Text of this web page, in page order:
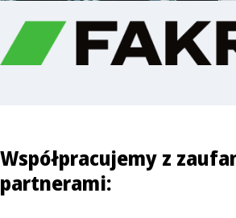
Współpracujemy z
partnerami: